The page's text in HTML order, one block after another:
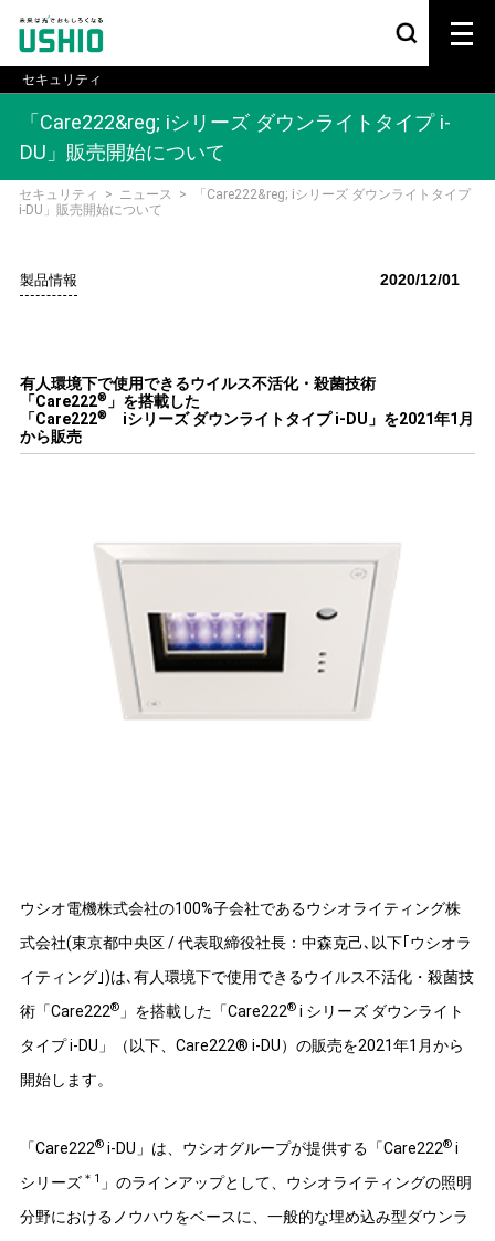
セキュリティ
「Care222&reg; iシリーズ ダウンライトタイプ i-
DU」販売開始について
セキュリティ > ニュース >
「Care222&reg; iシリーズ ダウンライトタイプ
i-DU」販売開始について
製品情報 2020/12/01
有人環境下で使用できるウイルス不活化・殺菌技術
「Care222® 」を搭載した
「Care222®
iシリーズ ダウンライトタイプ i-DU」を2021年1月
から販売
ウシオ電機株式会社の100%子会社であるウシオライティング株
式会社(東京都中央区 / 代表取締役社長：中森克己､以下｢ウシオラ
イティング｣)は､有人環境下で使用できるウイルス不活化・殺菌技
術「Care222®」を搭載した「Care222®i シリーズ ダウンライト
タイプ i-DU」（以下、Care222® i-DU）の販売を2021年1月から
開始します。
「Care222®i-DU」は、ウシオグループが提供する「Care222®i
シリーズ＊1 」のラインアップとして、ウシオライティングの照明
分野におけるノウハウをベースに、一般的な埋め込み型ダウンラ